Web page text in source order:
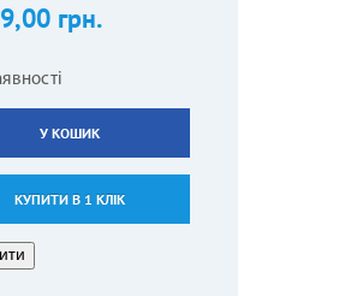
грн.
У КОШИК
КУПИТИ В 1 КЛІК